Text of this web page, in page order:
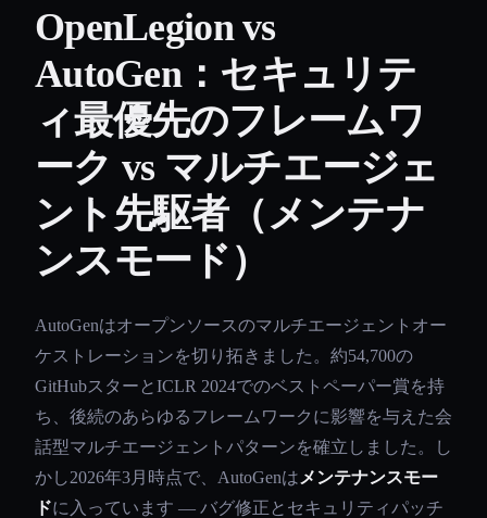
OpenLegion vs
AutoGen：セキュリテ
ィ最優先のフレームワ
ーク vs マルチエージェ
ント先駆者（メンテナ
ンスモード）
AutoGenはオープンソースのマルチエージェントオー
ケストレーションを切り拓きました。約54,700の
GitHubスターとICLR 2024でのベストペーパー賞を持
ち、後続のあらゆるフレームワークに影響を与えた会
話型マルチエージェントパターンを確立しました。し
かし2026年3月時点で、AutoGenは メンテナンスモー
ドに入っています — バグ修正とセキュリティパッチ